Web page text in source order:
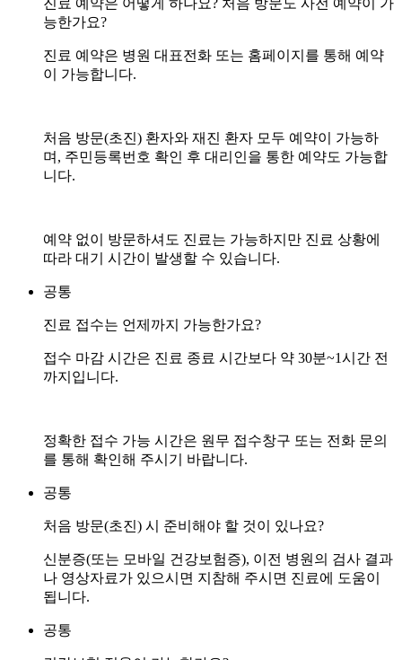
능한가요?
진료 예약은 병원 대표전화 또는 홈페이지를 통해 예약
이 가능합니다.
처음 방문(초진) 환자와 재진 환자 모두 예약이 가능하
며, 주민등록번호 확인 후 대리인을 통한 예약도 가능합
니다.
예약 없이 방문하셔도 진료는 가능하지만 진료 상황에
따라 대기 시간이 발생할 수 있습니다.
공통
진료 접수는 언제까지 가능한가요?
접수 마감 시간은 진료 종료 시간보다 약 30분~1시간 전
까지입니다.
정확한 접수 가능 시간은 원무 접수창구 또는 전화 문의
를 통해 확인해 주시기 바랍니다.
공통
처음 방문(초진) 시 준비해야 할 것이 있나요?
신분증(또는 모바일 건강보험증), 이전 병원의 검사 결과
나 영상자료가 있으시면 지참해 주시면 진료에 도움이
됩니다.
공통